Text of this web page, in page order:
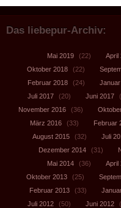
Das liebepur-Archiv:
Mai 2019 (22) April
Oktober 2018
(22)
Februar 2018
(24)
Juli 2017
(20) Juni 2017
November 2016
(36)
März 2016
(33) Februar
August 2015
(32) Juli
Dezember 2014
(31)
Mai 2014
(36) April
Oktober 2013
(25)
Februar 2013
(33)
Juli 2012
(50) Juni 2012